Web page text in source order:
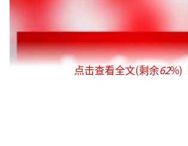
点击查看全文(剩余62%)